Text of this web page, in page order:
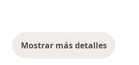
Mostrar más detalles
sobre la experiencia